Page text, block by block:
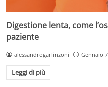
Digestione lenta, come
paziente
alessandrogarlinzoni Gennaio
Leggi di più